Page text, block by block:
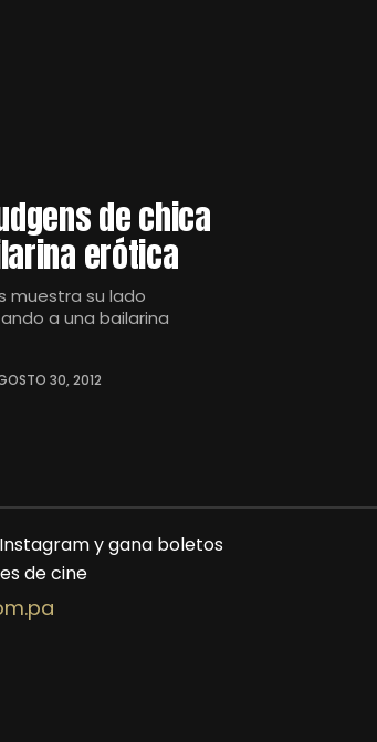
de chica
erótica
muestra su lado
a una bailarina
30, 2012
y gana boletos
de cine